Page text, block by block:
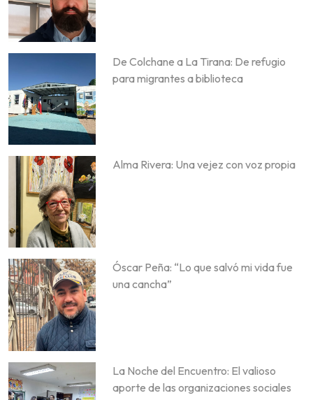
De Colchane a La Tirana: De refugio
para migrantes a biblioteca
Alma Rivera: Una vejez con voz propia
Óscar Peña: “Lo que salvó mi vida fue
una cancha”
La Noche del Encuentro: El valioso
aporte de las organizaciones sociales